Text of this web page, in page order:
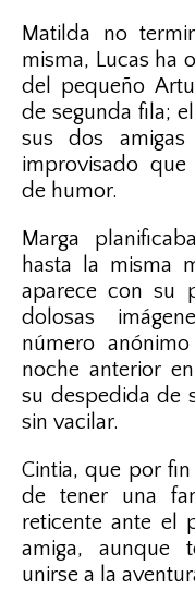
Matilda no
misma, Lucas ha
del pequeño
de segunda fila;
sus dos
improvisado
de humor.
Marga
hasta la misma
aparece con su
dolosas
número
noche anterior
su despedida de
sin vacilar.
Cintia, que por
de tener una
reticente ante el
amiga, aunque
unirse a la